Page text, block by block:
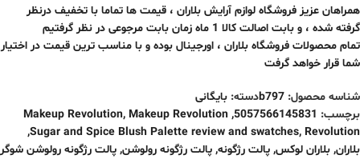
همراهان عزیز فروشگاه لوازم آرایش بلاران ، قیمت ها تماما با تخفیف درنظر
گرفته شده ، و بابت اصالت کالا 1 ماه
زمان بابت مرجوعی در نظر گرفتیم
تمام محصولات فروشگاه بلاران ، اورجینال بوده و با مناسب ترین قیمت در اختیار
شما قرار خواهد گرفت
شناسه محصول: b797دسته: بایگانی
برچسب: 5057566145831
,
Makeup Revolution, Makeup Revolution
Sugar and Spice Blush Palette review and swatches, Revolution
,
بلاران, بلاران لوکس, پالت رژگونه, پالت رژگونه رولوشن, پالت رژگونه رولوشن شوگر